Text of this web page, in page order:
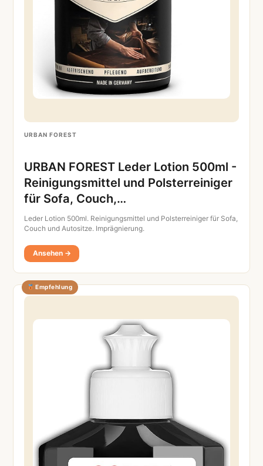
URBAN FOREST
URBAN FOREST Leder Lotion 500ml -
Reinigungsmittel und Polsterreiniger
für Sofa, Couch,…
Leder Lotion 500ml. Reinigungsmittel und Polsterreiniger für Sofa,
Couch und Autositze. Imprägnierung.
Ansehen →
Empfehlung